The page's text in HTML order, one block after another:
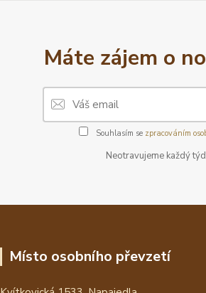
Máte zájem o
Souhlasím se zpracováním
Neotravujeme každý
Místo osobního převzetí